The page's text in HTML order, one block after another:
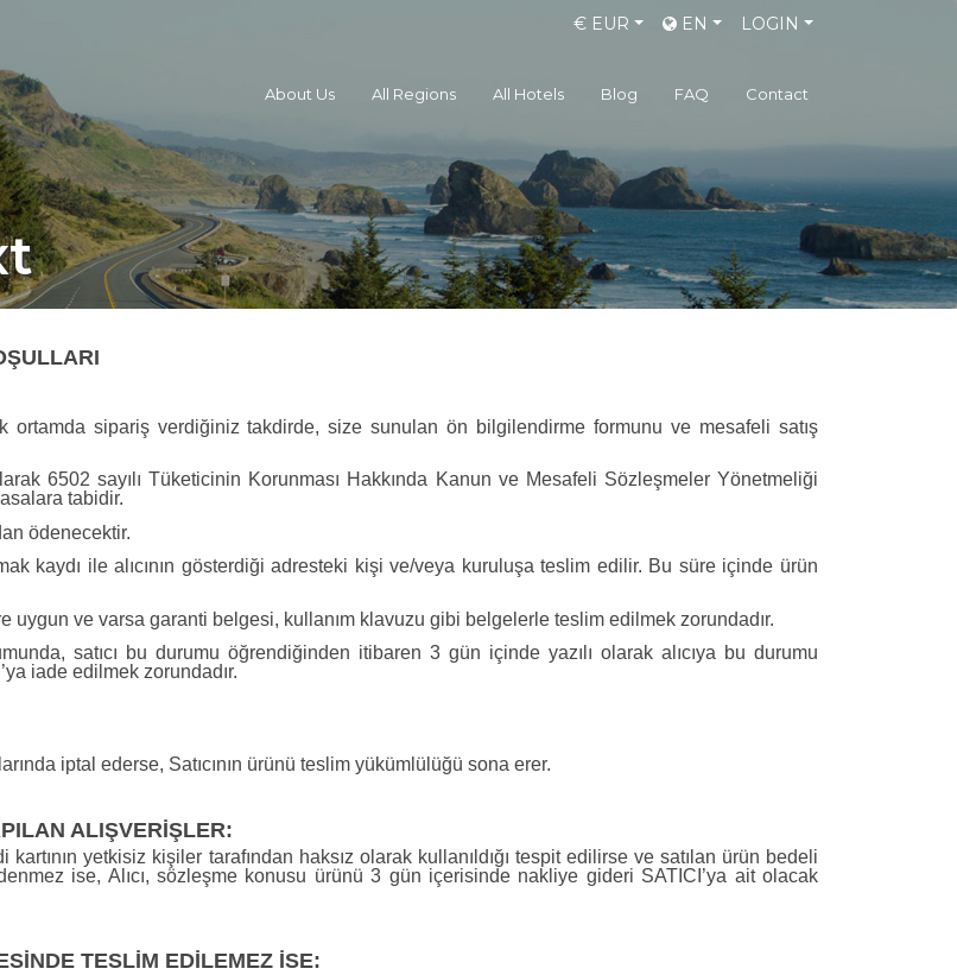
LOGIN
EN
€ EUR
About Us All Regions All Hotels Blog FAQ Contact
ortamda sipariş verdiğiniz takdirde, size sunulan ön bilgilendirme formunu ve mesafeli satış
6502 sayılı Tüketicinin Korunması Hakkında Kanun ve Mesafeli Sözleşmeler Yönetmeliği
tabidir.
ödenecektir.
kaydı ile alıcının gösterdiği adresteki kişi ve/veya kuruluşa teslim edilir. Bu süre içinde ürün
uygun ve varsa garanti belgesi, kullanım klavuzu gibi belgelerle teslim edilmek zorundadır.
satıcı bu durumu öğrendiğinden itibaren 3 gün içinde yazılı olarak alıcıya bu durumu
iade edilmek zorundadır.
iptal ederse, Satıcının ürünü teslim yükümlülüğü sona erer.
ALIŞVERİŞLER:
kartının yetkisiz kişiler tarafından haksız olarak kullanıldığı tespit edilirse ve satılan ürün bedeli
ise, Alıcı, sözleşme konusu ürünü 3 gün içerisinde nakliye gideri SATICI’ya ait olacak
TESLİM EDİLEMEZ İSE: